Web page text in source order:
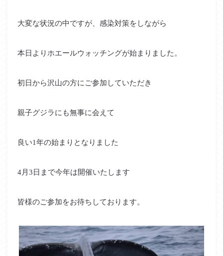
大変な状況の中ですが、感染対策をしながら
本日よりホエールウォッチングが始まりました。
初日から沢山の方にご参加していただき
親子グジラにも無事に会えて
良い1年の始まりとなりました
4月3日まで今年は開催いたします
皆様のご参加をお待ちしております。